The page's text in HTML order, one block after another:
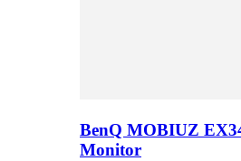
BenQ MOBIUZ
Monitor